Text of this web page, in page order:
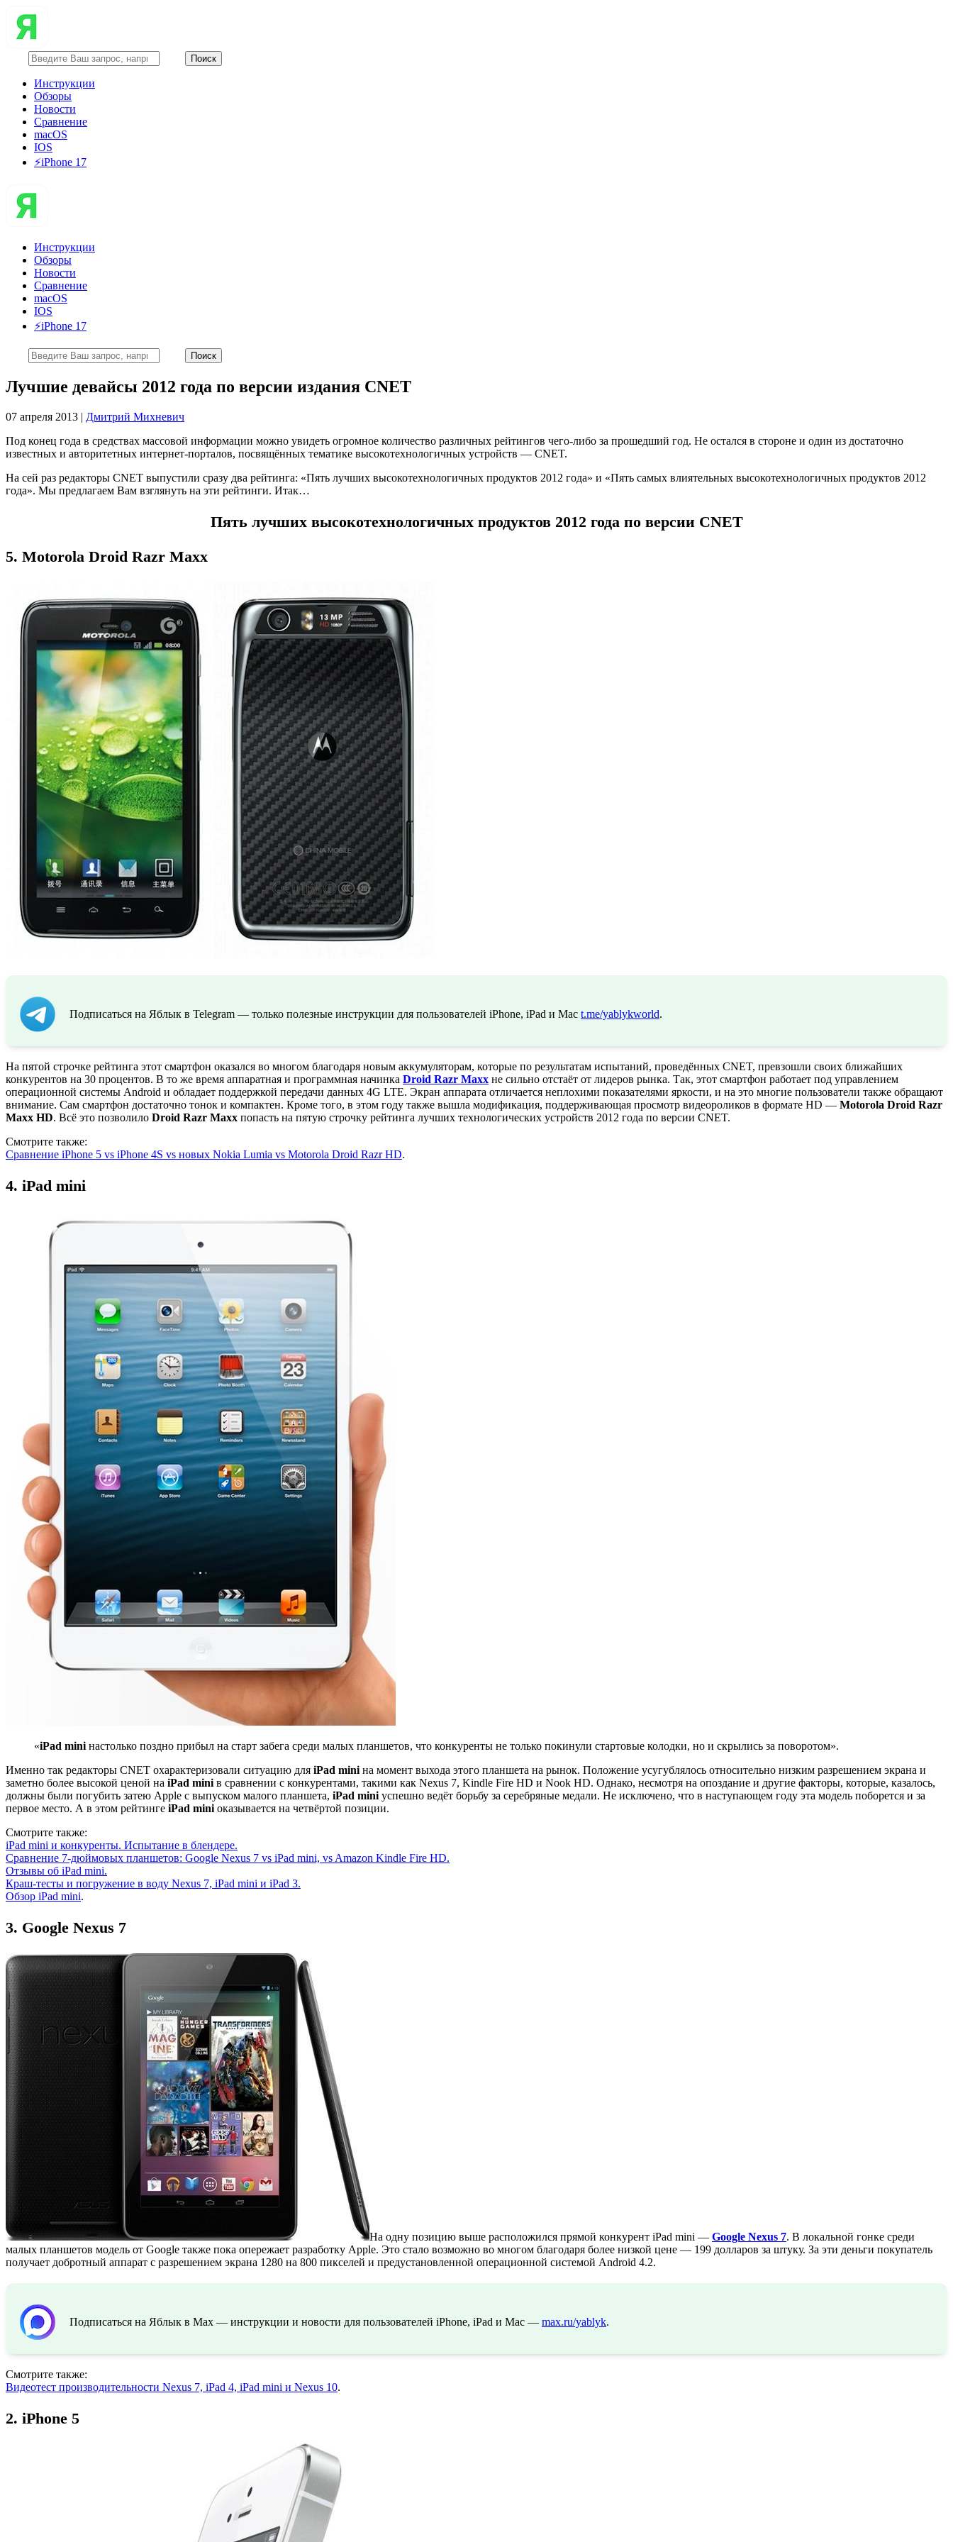
Инструкции
Обзоры
Новости
Сравнение
macOS
IOS
⚡️iPhone 17
Инструкции
Обзоры
Новости
Сравнение
macOS
IOS
⚡️iPhone 17
Лучшие девайсы 2012 года по версии издания CNET
07 апреля 2013 | Дмитрий Михневич
Под конец года в средствах массовой информации можно увидеть огромное количество различных рейтингов чего-либо за прошедший год. Не остался в стороне и один из достаточно
известных и авторитетных интернет-порталов, посвящённых тематике высокотехнологичных устройств — CNET.
На сей раз редакторы CNET выпустили сразу два рейтинга: «Пять лучших высокотехнологичных продуктов 2012 года» и «Пять самых влиятельных высокотехнологичных продуктов 2012
года». Мы предлагаем Вам взглянуть на эти рейтинги. Итак…
Пять лучших высокотехнологичных продуктов 2012 года по версии CNET
5. Motorola Droid Razr Maxx
Подписаться на Яблык в Telegram — только полезные инструкции для пользователей iPhone, iPad и Mac t.me/yablykworld.
На пятой строчке рейтинга этот смартфон оказался во многом благодаря новым аккумуляторам, которые по результатам испытаний, проведённых CNET, превзошли своих ближайших
конкурентов на 30 процентов. В то же время аппаратная и программная начинка Droid Razr Maxx не сильно отстаёт от лидеров рынка. Так, этот смартфон работает под управлением
операционной системы Android и обладает поддержкой передачи данных 4G LTE. Экран аппарата отличается неплохими показателями яркости, и на это многие пользователи также обращают
внимание. Сам смартфон достаточно тонок и компактен. Кроме того, в этом году также вышла модификация, поддерживающая просмотр видеороликов в формате HD — Motorola Droid Razr
Maxx HD. Всё это позволило Droid Razr Maxx попасть на пятую строчку рейтинга лучших технологических устройств 2012 года по версии CNET.
Смотрите также:
Сравнение iPhone 5 vs iPhone 4S vs новых Nokia Lumia vs Motorola Droid Razr HD.
4. iPad mini
«iPad mini настолько поздно прибыл на старт забега среди малых планшетов, что конкуренты не только покинули стартовые колодки, но и скрылись за поворотом».
Именно так редакторы CNET охарактеризовали ситуацию для iPad mini на момент выхода этого планшета на рынок. Положение усугублялось относительно низким разрешением экрана и
заметно более высокой ценой на iPad mini в сравнении с конкурентами, такими как Nexus 7, Kindle Fire HD и Nook HD. Однако, несмотря на опоздание и другие факторы, которые, казалось,
должны были погубить затею Apple с выпуском малого планшета, iPad mini успешно ведёт борьбу за серебряные медали. Не исключено, что в наступающем году эта модель поборется и за
первое место. А в этом рейтинге iPad mini оказывается на четвёртой позиции.
Смотрите также:
iPad mini и конкуренты. Испытание в блендере.
Сравнение 7-дюймовых планшетов: Google Nexus 7 vs iPad mini, vs Amazon Kindle Fire HD.
Отзывы об iPad mini.
Краш-тесты и погружение в воду Nexus 7, iPad mini и iPad 3.
Обзор iPad mini.
3. Google Nexus 7
На одну позицию выше расположился прямой конкурент iPad mini — Google Nexus 7. В локальной гонке среди
малых планшетов модель от Google также пока опережает разработку Apple. Это стало возможно во многом благодаря более низкой цене — 199 долларов за штуку. За эти деньги покупатель
получает добротный аппарат с разрешением экрана 1280 на 800 пикселей и предустановленной операционной системой Android 4.2.
Подписаться на Яблык в Max — инструкции и новости для пользователей iPhone, iPad и Mac — max.ru/yablyk.
Смотрите также:
Видеотест производительности Nexus 7, iPad 4, iPad mini и Nexus 10.
2. iPhone 5